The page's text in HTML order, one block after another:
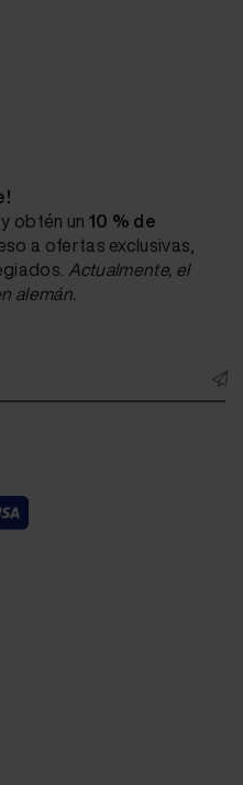
obtén un 10 % de
a ofertas exclusivas,
Actualmente, el
alemán.